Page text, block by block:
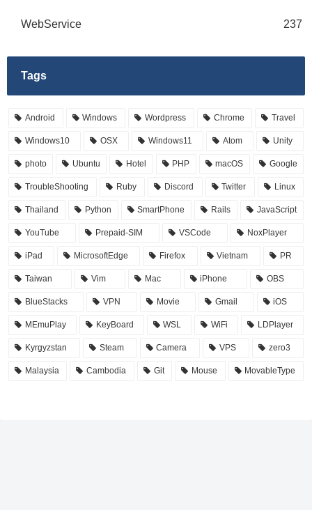
WebService 237
Tags
Android Windows Wordpress Chrome Travel
Windows10 OSX Windows11 Atom Unity
photo Ubuntu Hotel PHP macOS Google
TroubleShooting Ruby Discord Twitter Linux
Thailand Python SmartPhone Rails JavaScript
YouTube Prepaid-SIM VSCode NoxPlayer
iPad MicrosoftEdge Firefox Vietnam PR
Taiwan Vim Mac iPhone OBS
BlueStacks VPN Movie Gmail iOS
MEmuPlay KeyBoard WSL WiFi LDPlayer
Kyrgyzstan Steam Camera VPS zero3
Malaysia Cambodia Git Mouse MovableType